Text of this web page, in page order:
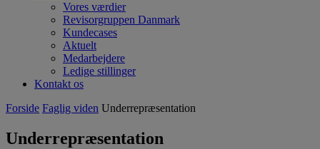
Vores værdier
Revisorgruppen Danmark
Kundecases
Aktuelt
Medarbejdere
Ledige stillinger
Kontakt os
Forside Faglig viden Underrepræsentation
Underrepræsentation